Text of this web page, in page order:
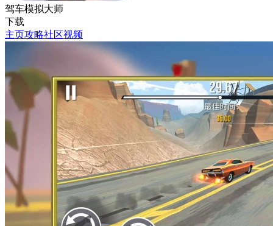
驾车模拟大师
下载
主页攻略社区视频